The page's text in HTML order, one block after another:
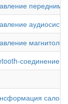
передним
соединение
салона